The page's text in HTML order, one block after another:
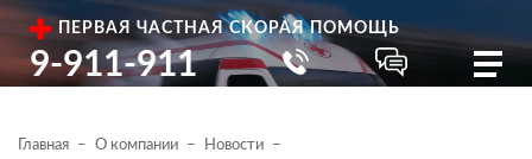
9-911-911
ПЕРВАЯ ЧАСТНАЯ СКОРАЯ ПОМОЩЬ
Главная О компании
Новости